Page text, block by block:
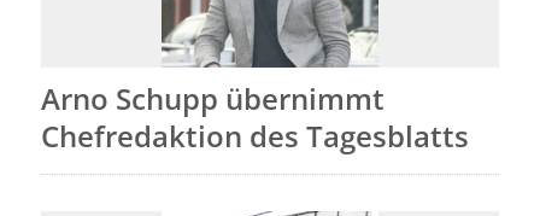
Arno Schupp übernimmt
Chefredaktion des Tagesblatts